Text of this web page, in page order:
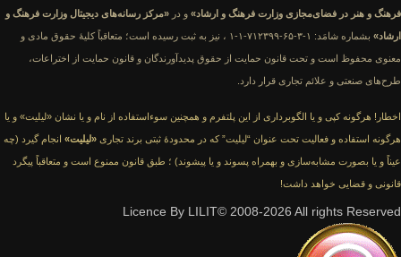
فرهنگ و هنر در فضای‌مجازی وزارت فرهنگ و ارشاد» و در «مرکز رسانه‌های دیجیتال وزارت فرهنگ و
ارشاد» بشماره شامَد: ۱-۳-۶۵-۷۱۲۳۹۹-۱-۱ ، نیز به ثبت رسیده است؛ متعاقباً کلیهٔ حقوق مادی و
معنوی محفوظ است و تحت قانون حمایت از حقوق پدیدآورندگان و قانون حمایت از اختراعات،
طرح‌های صنعتی و علائم تجاری قرار دارد.
اخطار! هرگونه کپی و یا الگوبرداری از این پلتفرم و همچنین سوءاستفاده از نام و یا نشان «لیلیت» و یا
هرگونه استفاده و فعالیت تحت عنوان “لیلیت” که در محدودهٔ ثبتی برند تجاری «لیلیت» انجام گیرد (چه
عیناً و یا بصورت مشابه‌سازی و بهمراه پسوند و یا پیشوند) ؛ طبق قانون ممنوع است و متعاقباً پیگرد
قانونی و قضایی خواهد داشت!
Licence By LILIT© 2008-2026 All rights Reserved